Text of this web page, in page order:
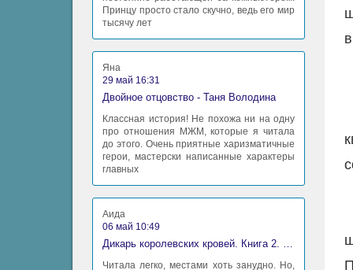
Принцу просто стало скучно, ведь его мир
тысячу лет
Яна
29 май 16:31
Двойное отцовство - Таня Володина
Классная история! Не похожа ни на одну
про отношения МЖМ, которые я читала
до этого. Очень приятные харизматичные
герои, мастерски написанные характеры
главных
Аида
06 май 10:49
Дикарь королевских кровей. Книга 2. Леди-фаворитка - Анна Сергеевна Гаврилова
Читала легко, местами хоть занудно. Но,